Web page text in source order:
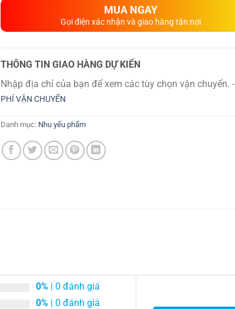
MUA NGAY
Gọi điện xác nhận và giao hàng tận nơi
THÔNG TIN GIAO HÀNG DỰ KIẾN
Nhập địa chỉ của bạn để xem các tùy chọn vận chuyển. -
PHÍ VẬN CHUYỂN
Danh mục: Nhu yếu phẩm
0% | 0 đánh giá
0% | 0 đánh giá